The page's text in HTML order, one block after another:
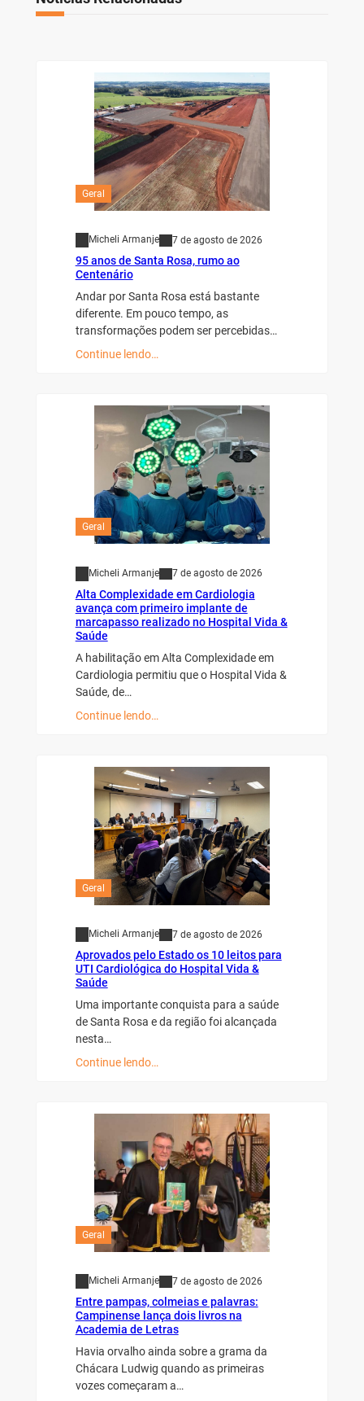
Geral
Micheli Armanje 7 de agosto de 2026
95 anos de Santa Rosa, rumo ao
Centenário
Andar por Santa Rosa está bastante
diferente. Em pouco tempo, as
transformações podem ser percebidas…
Continue lendo…
Geral
Micheli Armanje 7 de agosto de 2026
Alta Complexidade em Cardiologia
avança com primeiro implante de
marcapasso realizado no Hospital Vida &
Saúde
A habilitação em Alta Complexidade em
Cardiologia permitiu que o Hospital Vida &
Saúde, de…
Continue lendo…
Geral
Micheli Armanje 7 de agosto de 2026
Aprovados pelo Estado os 10 leitos para
UTI Cardiológica do Hospital Vida &
Saúde
Uma importante conquista para a saúde
de Santa Rosa e da região foi alcançada
nesta…
Continue lendo…
Geral
Micheli Armanje 7 de agosto de 2026
Entre pampas, colmeias e palavras:
Campinense lança dois livros na
Academia de Letras
Havia orvalho ainda sobre a grama da
Chácara Ludwig quando as primeiras
vozes começaram a…